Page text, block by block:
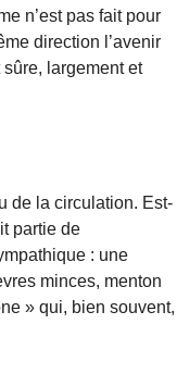
n’est pas fait pour
direction l’avenir
largement et
de la circulation. Est-
partie de
: une
minces, menton
» qui, bien souvent,